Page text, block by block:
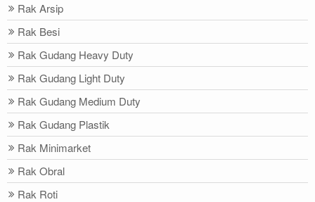
Rak Arsip
Rak Besi
Rak Gudang Heavy Duty
Rak Gudang Light Duty
Rak Gudang Medium Duty
Rak Gudang Plastik
Rak Minimarket
Rak Obral
Rak Roti